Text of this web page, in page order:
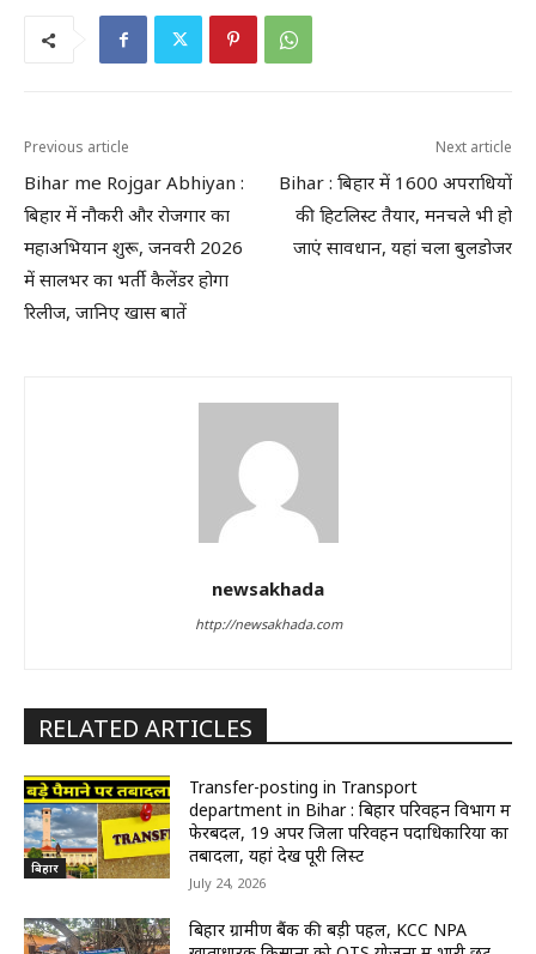
Previous article
Bihar me Rojgar Abhiyan :
बिहार में नौकरी और रोजगार का
महाअभियान शुरू, जनवरी 2026
में सालभर का भर्ती कैलेंडर होगा
रिलीज, जानिए खास बातें
Next article
Bihar : बिहार में 1600 अपराधियों
की हिटलिस्ट तैयार, मनचले भी हो
जाएं सावधान, यहां चला बुलडोजर
newsakhada
http://newsakhada.com
RELATED ARTICLES
बिहार
Transfer-posting in Transport
department in Bihar : बिहार परिवहन विभाग में
फेरबदल, 19 अपर जिला परिवहन पदाधिकारियों का
तबादला, यहां देखें पूरी लिस्ट
July 24, 2026
बिहार ग्रामीण बैंक की बड़ी पहल, KCC NPA